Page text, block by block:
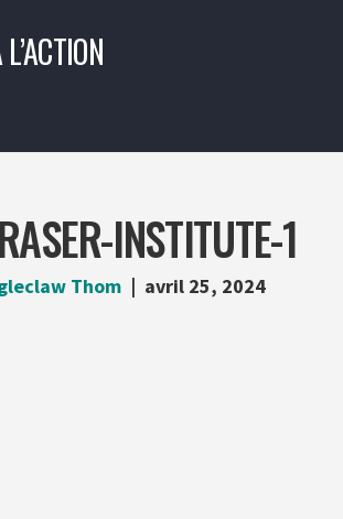
INSTITUTE-1
Thom avril 25, 2024